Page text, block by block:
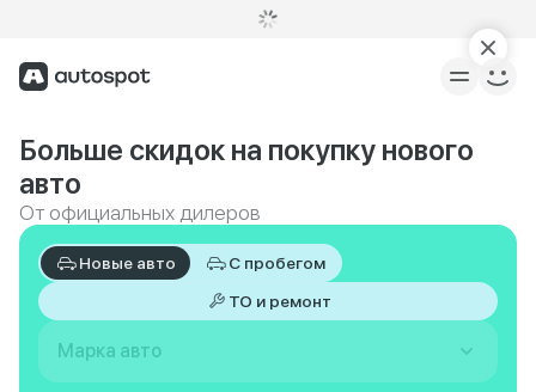
Больше скидок на покупку нового
авто
От официальных дилеров
Новые авто
С пробегом
ТО и ремонт
Марка авто